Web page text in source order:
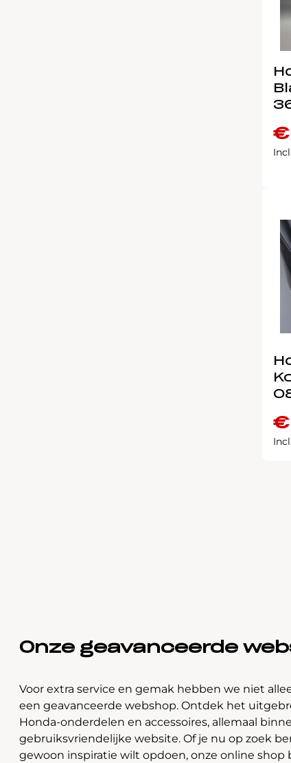
€
€
Onze geavanceerde
Voor extra service en gemak hebben we niet
een geavanceerde webshop. Ontdek het
Honda-onderdelen en accessoires, allemaal
gebruiksvriendelijke website. Of je nu op zoek
gewoon inspiratie wilt opdoen, onze online